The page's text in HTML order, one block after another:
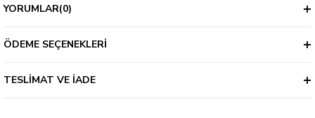
Akıllı Ekran
Akıllı Ekran ile Profesyonel kullanımlarınız için geleneksel ütü ayarının
Smart-Hijyen Modu
YORUMLAR(0)
ÖDEME SEÇENEKLERI
TESLIMAT VE İADE